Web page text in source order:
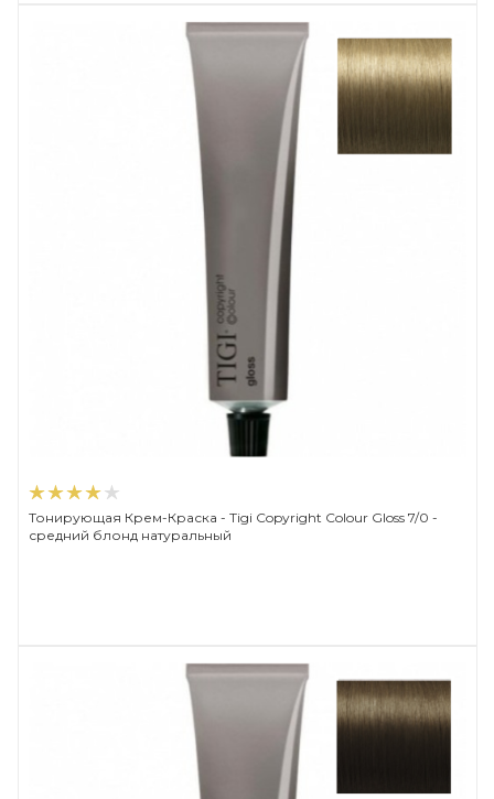
Тонирующая Крем-Краска - Tigi Copyright Сolour Gloss 7/0 -
средний блонд натуральный